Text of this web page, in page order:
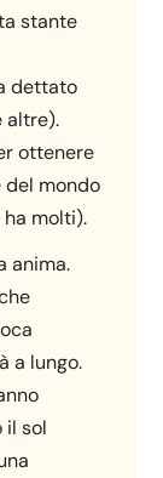
stante
dettato
altre).
ottenere
del mondo
molti).
anima.
a lungo.
il sol